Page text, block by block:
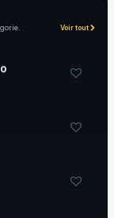
Voir tout